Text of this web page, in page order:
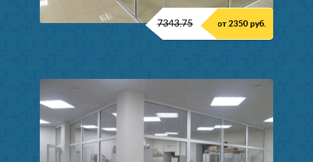
7343.75 от 2350 руб.